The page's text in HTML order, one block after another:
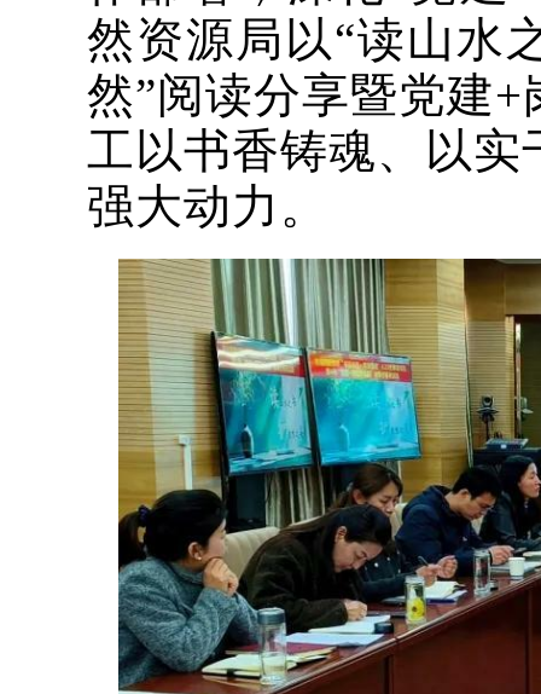
然资源局以“读山水
然”阅读分享暨党建
工以书香铸魂、以
强大动力。